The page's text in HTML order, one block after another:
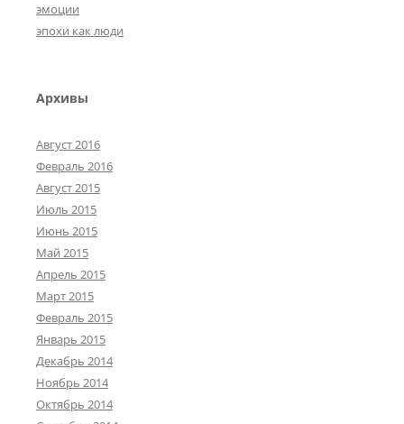
эмоции
эпохи как люди
Архивы
Август 2016
Февраль 2016
Август 2015
Июль 2015
Июнь 2015
Май 2015
Апрель 2015
Март 2015
Февраль 2015
Январь 2015
Декабрь 2014
Ноябрь 2014
Октябрь 2014